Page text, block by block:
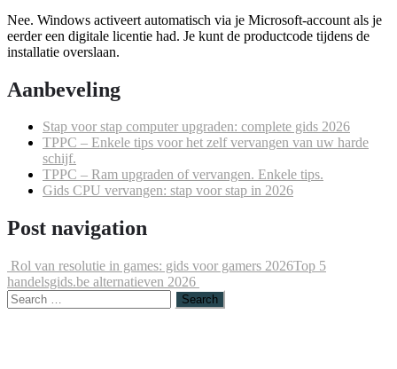
Nee. Windows activeert automatisch via je Microsoft-account als je
eerder een digitale licentie had. Je kunt de productcode tijdens de
installatie overslaan.
Aanbeveling
Stap voor stap computer upgraden: complete gids 2026
TPPC – Enkele tips voor het zelf vervangen van uw harde
schijf.
TPPC – Ram upgraden of vervangen. Enkele tips.
Gids CPU vervangen: stap voor stap in 2026
Post navigation
Rol van resolutie in games: gids voor gamers 2026Top 5
handelsgids.be alternatieven 2026